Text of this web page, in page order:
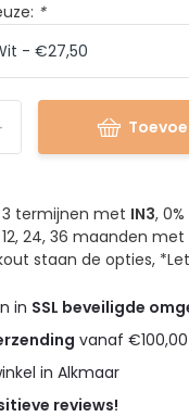
*
termijnen met IN3,
24, 36 maanden met
staan de opties,
in SSL beveiligde
vanaf €100,00
in Alkmaar
reviews!